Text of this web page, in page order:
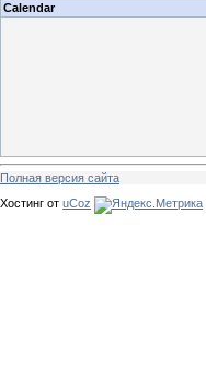
Calendar
Полная версия сайта
Хостинг от uCoz